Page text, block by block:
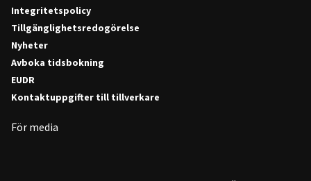
Integritetspolicy
Tillgänglighetsredogörelse
Nyheter
Avboka tidsbokning
EUDR
Kontaktuppgifter till tillverkare
För media